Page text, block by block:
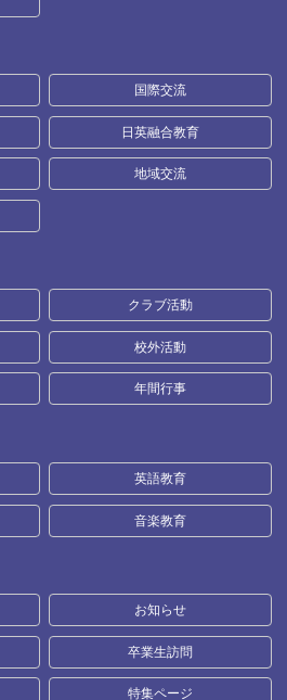
国際交流
日英融合教育
地域交流
クラブ活動
校外活動
年間行事
英語教育
音楽教育
お知らせ
卒業生訪問
特集ページ